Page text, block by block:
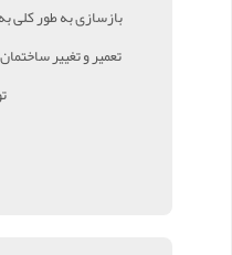
بازسازی به طور کلی
تعمیر و تغییر